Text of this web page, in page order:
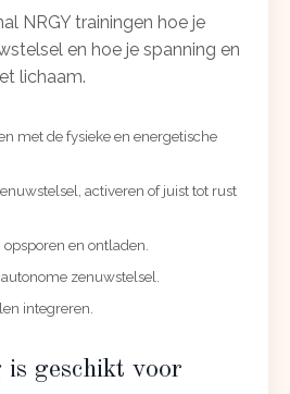
NRGY trainingen hoe je
en hoe je spanning en
lichaam.
met de fysieke en energetische
activeren of juist tot rust
en ontladen.
zenuwstelsel.
integreren.
is geschikt voor